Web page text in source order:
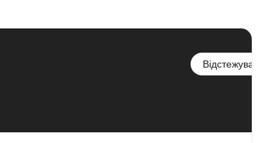
Відстежувати